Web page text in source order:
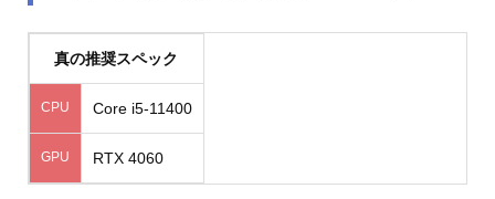
真の推奨スペック
CPU Core i5-11400
GPU RTX 4060